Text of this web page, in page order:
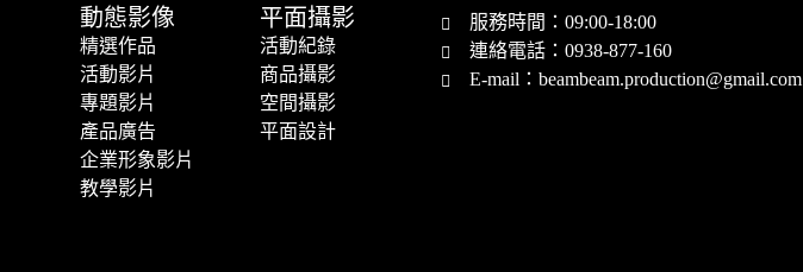
動態影像
精選作品
活動影片
專題影片
產品廣告
企業形象影片
教學影片
平面攝影
活動紀錄
商品攝影
空間攝影
平面設計
服務時間：09:00-18:00
連絡電話：0938-877-160
E-mail：beambeam.production@gmail.com